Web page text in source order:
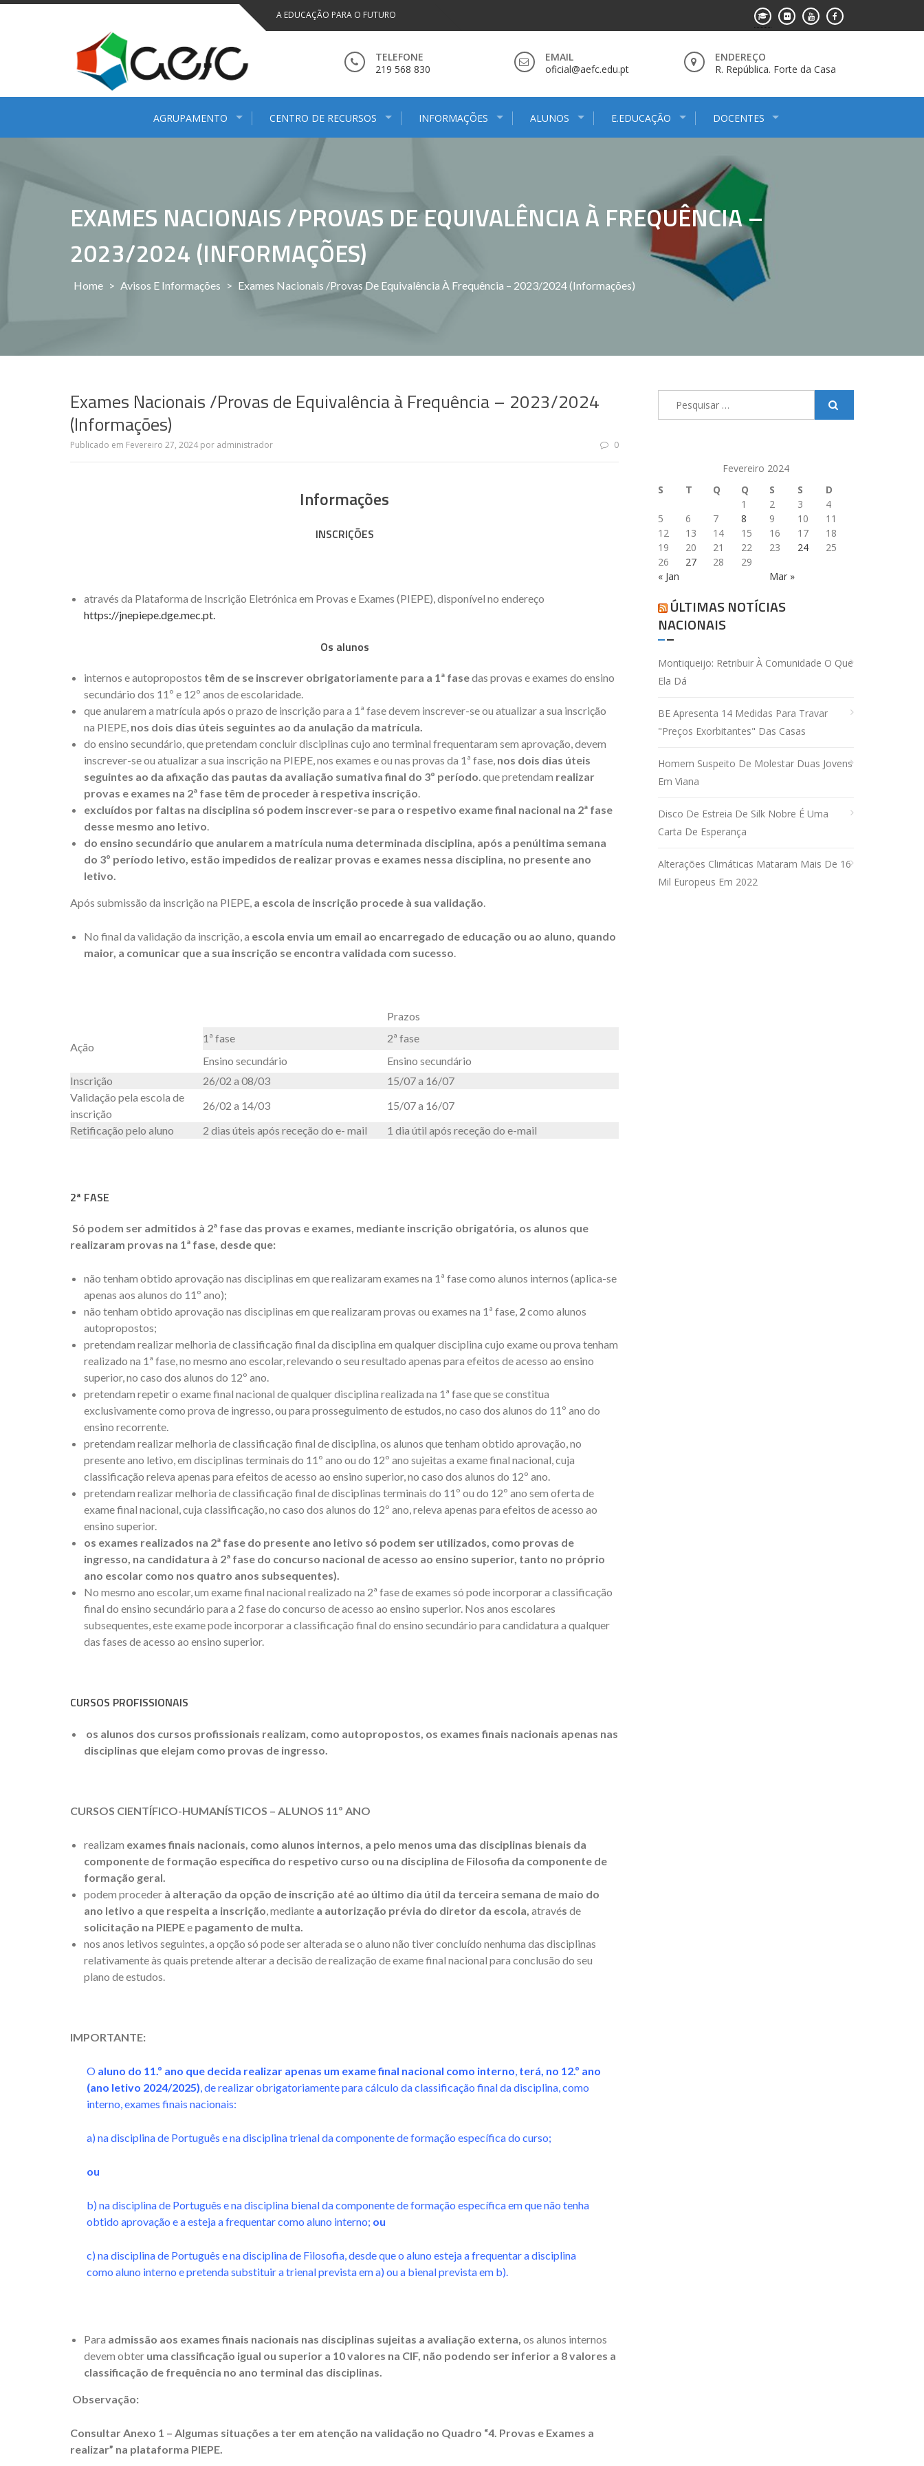
Saltar
A EDUCAÇÃO PARA O FUTURO
TELEFONE
219 568 830
EMAIL
oficial@aefc.edu.pt
ENDEREÇO
R. República. Forte da Casa
AGRUPAMENTO CENTRO DE RECURSOS INFORMAÇÕES ALUNOS E.EDUCAÇÃO DOCENTES
EXAMES NACIONAIS /PROVAS DE EQUIVALÊNCIA À FREQUÊNCIA –
2023/2024 (INFORMAÇÕES)
Home > Avisos E Informações > Exames Nacionais /Provas De Equivalência À Frequência – 2023/2024 (Informações)
Exames Nacionais /Provas de Equivalência à Frequência – 2023/2024
(Informações)
Publicado em Fevereiro 27, 2024 por administrador 0
Informações
INSCRIÇÕES
através da Plataforma de Inscrição Eletrónica em Provas e Exames (PIEPE), disponível no endereço
https://jnepiepe.dge.mec.pt.
Os alunos
internos e autopropostos têm de se inscrever obrigatoriamente para a 1ª fasedas provas e exames do ensino
secundário dos 11º e 12º anos de escolaridade.
que anularem a matrícula após o prazo de inscrição para a 1ª fase devem inscrever-se ou atualizar a sua inscrição
na PIEPE, nos dois dias úteis seguintes ao da anulação da matrícula.
do ensino secundário, que pretendam concluir disciplinas cujo ano terminal frequentaram sem aprovação, devem
inscrever-se ou atualizar a sua inscrição na PIEPE, nos exames e ou nas provas da 1ª fase, nos dois dias úteis
seguintes ao da afixação das pautas da avaliação sumativa final do 3º período. que pretendam realizar
provas e exames na 2ª fase têm de proceder à respetiva inscrição.
excluídos por faltas na disciplina só podem inscrever-se para o respetivo exame final nacional na 2ª fase
desse mesmo ano letivo.
do ensino secundário que anularem a matrícula numa determinada disciplina, após a penúltima semana
do 3º período letivo, estão impedidos de realizar provas e exames nessa disciplina, no presente ano
letivo.
Após submissão da inscrição na PIEPE, a escola de inscrição procede à sua validação.
No final da validação da inscrição, a escola envia um email ao encarregado de educação ou ao aluno, quando
maior, a comunicar que a sua inscrição se encontra validada com sucesso.
Ação
Prazos
1ª fase
2ª fase
Ensino secundário
Ensino secundário
Inscrição
26/02 a 08/03
15/07 a 16/07
Validação pela escola de
inscrição
26/02 a 14/03
15/07 a 16/07
Retificação pelo aluno
2 dias úteis após receção do e- mail 1 dia útil após receção do e-mail
2ª FASE
Só podem ser admitidos à 2ª fase das provas e exames, mediante inscrição obrigatória, os alunos que
realizaram provas na 1ª fase, desde que:
não tenham obtido aprovação nas disciplinas em que realizaram exames na 1ª fase como alunos internos (aplica-se
apenas aos alunos do 11º ano);
não tenham obtido aprovação nas disciplinas em que realizaram provas ou exames na 1ª fase, 2como alunos
autopropostos;
pretendam realizar melhoria de classificação final da disciplina em qualquer disciplina cujo exame ou prova tenham
realizado na 1ª fase, no mesmo ano escolar, relevando o seu resultado apenas para efeitos de acesso ao ensino
superior, no caso dos alunos do 12º ano.
pretendam repetir o exame final nacional de qualquer disciplina realizada na 1ª fase que se constitua
exclusivamente como prova de ingresso, ou para prosseguimento de estudos, no caso dos alunos do 11º ano do
ensino recorrente.
pretendam realizar melhoria de classificação final de disciplina, os alunos que tenham obtido aprovação, no
presente ano letivo, em disciplinas terminais do 11º ano ou do 12º ano sujeitas a exame final nacional, cuja
classificação releva apenas para efeitos de acesso ao ensino superior, no caso dos alunos do 12º ano.
pretendam realizar melhoria de classificação final de disciplinas terminais do 11º ou do 12º ano sem oferta de
exame final nacional, cuja classificação, no caso dos alunos do 12º ano, releva apenas para efeitos de acesso ao
ensino superior.
os exames realizados na 2ª fase do presente ano letivo só podem ser utilizados, como provas de
ingresso, na candidatura à 2ª fase do concurso nacional de acesso ao ensino superior, tanto no próprio
ano escolar como nos quatro anos subsequentes).
No mesmo ano escolar, um exame final nacional realizado na 2ª fase de exames só pode incorporar a classificação
final do ensino secundário para a 2 fase do concurso de acesso ao ensino superior. Nos anos escolares
subsequentes, este exame pode incorporar a classificação final do ensino secundário para candidatura a qualquer
das fases de acesso ao ensino superior.
CURSOS PROFISSIONAIS
os alunos dos cursos profissionais realizam, como autopropostos, os exames finais nacionais apenas nas
disciplinas que elejam como provas de ingresso.
CURSOS CIENTÍFICO-HUMANÍSTICOS – ALUNOS 11º ANO
realizam exames finais nacionais, como alunos internos, a pelo menos uma das disciplinas bienais da
componente de formação específica do respetivo curso ou na disciplina de Filosofia da componente de
formação geral.
podem proceder à alteração da opção de inscrição até ao último dia útil da terceira semana de maio do
ano letivo a que respeita a inscrição , mediante a autorização prévia do diretor da escola, através de
solicitação na PIEPEe pagamento de multa.
nos anos letivos seguintes, a opção só pode ser alterada se o aluno não tiver concluído nenhuma das disciplinas
relativamente às quais pretende alterar a decisão de realização de exame final nacional para conclusão do seu
plano de estudos.
IMPORTANTE:
O aluno do 11.º ano que decida realizar apenas um exame final nacional como interno terá, no 12.º ano
(ano letivo 2024/2025) , de realizar obrigatoriamente para cálculo da classificação final da disciplina, como
interno, exames finais nacionais:
a) na disciplina de Português e na disciplina trienal da componente de formação específica do curso;
ou
b) na disciplina de Português e na disciplina bienal da componente de formação específica em que não tenha
obtido aprovação e a esteja a frequentar como aluno interno; ou
c) na disciplina de Português e na disciplina de Filosofia, desde que o aluno esteja a frequentar a disciplina
como aluno interno e pretenda substituir a trienal prevista em a) ou a bienal prevista em b).
Para admissão aos exames finais nacionais nas disciplinas sujeitas a avaliação externa, os alunos internos
devem obter uma classificação igual ou superior a 10 valores na CIF, não podendo ser inferior a 8 valores a
classificação de frequência no ano terminal das disciplinas.
Observação:
Consultar Anexo 1 – Algumas situações a ter em atenção na validação no Quadro “4. Provas e Exames a
realizar” na plataforma PIEPE.
Fevereiro 2024
S
T Q Q S S D
« Jan Mar »
1 2 3
4
5
6 7 8 9 10
11
12
13 14 15 16 17
18
19
20 21 22 23 24
25
26
27 28 29
ÚLTIMAS NOTÍCIAS
NACIONAIS
Montiqueijo: Retribuir À Comunidade O Que
Ela Dá
BE Apresenta 14 Medidas Para Travar
"preços Exorbitantes" Das Casas
Homem Suspeito De Molestar Duas Jovens
Em Viana
Disco De Estreia De Silk Nobre É Uma
Carta De Esperança
Alterações Climáticas Mataram Mais De 16
Mil Europeus Em 2022